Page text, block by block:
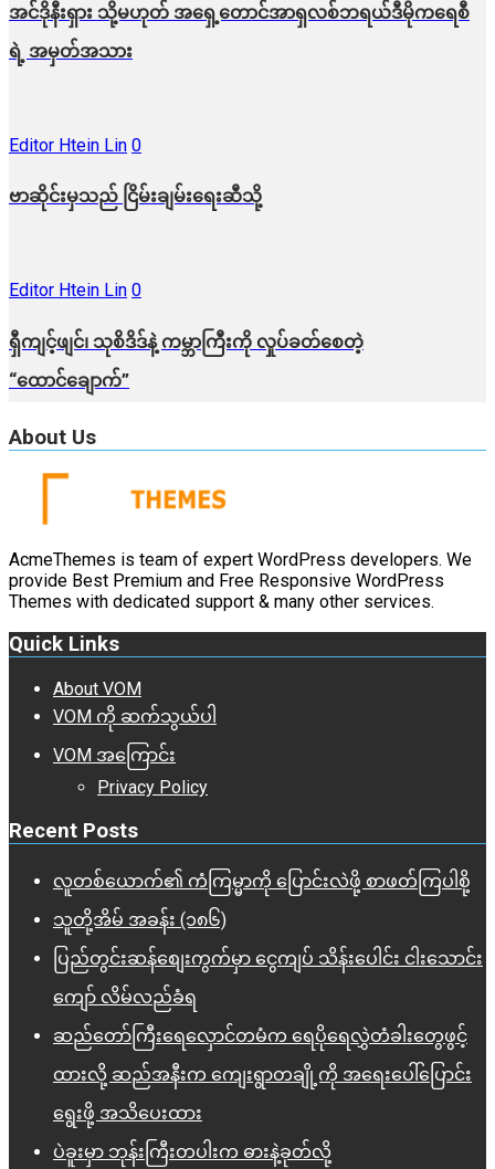
အင်ဒိုနီးရှား သို့မဟုတ် အရှေ့တောင်အာရှလစ်ဘရယ်ဒီမိုကရေစီ
ရဲ့ အမှတ်အသား
Editor Htein Lin 0
ဗာဆိုင်းမှသည် ငြိမ်းချမ်းရေးဆီသို့
Editor Htein Lin 0
ရှီကျင့်ဖျင်၊ သုစိဒိဒ်နဲ့ ကမ္ဘာကြီးကို လှုပ်ခတ်စေတဲ့
“ထောင်ချောက်”
About Us
AcmeThemes is team of expert WordPress developers. We
provide Best Premium and Free Responsive WordPress
Themes with dedicated support & many other services.
Quick Links
About VOM
VOM ကို ဆက်သွယ်ပါ
VOM အကြောင်း
Privacy Policy
Recent Posts
လူတစ်ယောက်၏ ကံကြမ္မာကို ပြောင်းလဲဖို့ စာဖတ်ကြပါစို့
သူတို့အိမ် အခန်း (၁၈၆)
ပြည်တွင်းဆန်စျေးကွက်မှာ ငွေကျပ် သိန်းပေါင်း ငါး​သောင်း
ကျော် လိမ်လည်ခံရ
ဆည်တော်ကြီးရေလှောင်တမံက ရေပိုရေလွှဲတံခါးတွေဖွင့်
ထားလို့ ဆည်အနီးက ကျေးရွာတချို့ကို အရေးပေါ်ပြောင်း
ရွေးဖို့ အသိပေးထား
ပဲခူးမှာ ဘုန်းကြီးတပါးက ဓားနဲ့ခုတ်လို့